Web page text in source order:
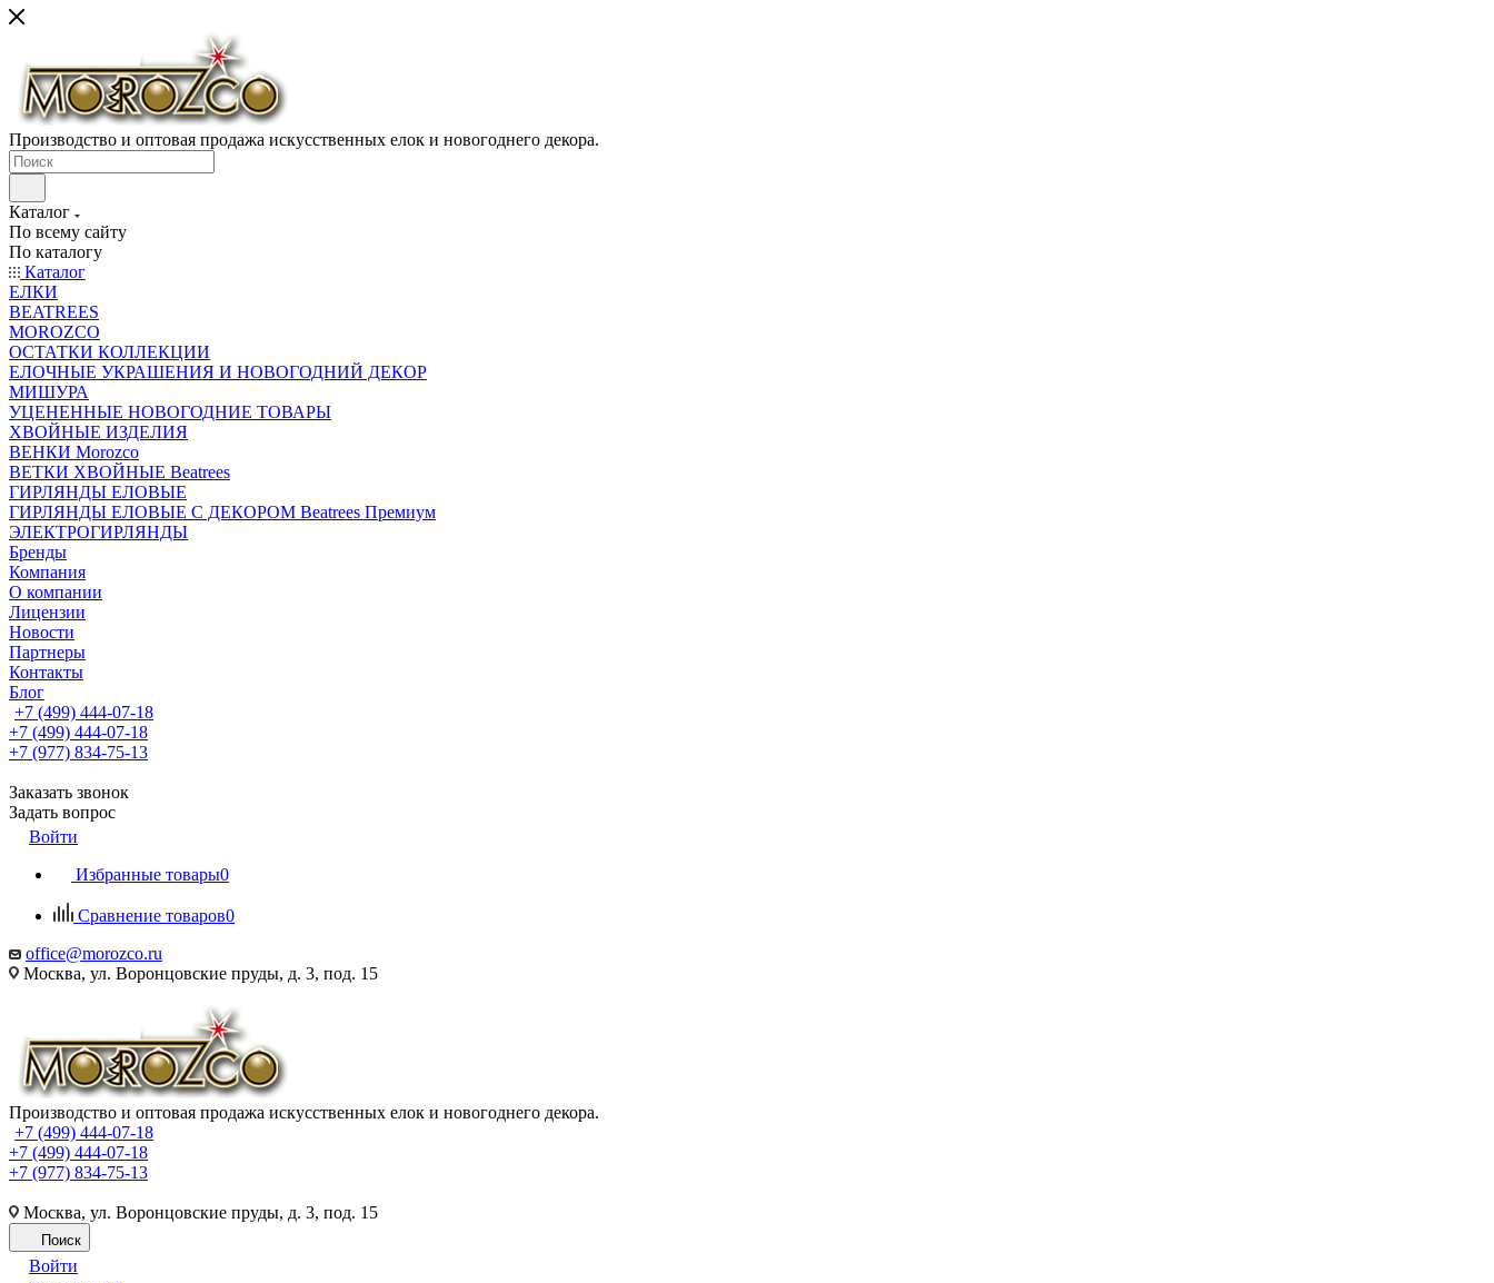
Производство и оптовая продажа искусственных елок и новогоднего декора.
Каталог
По всему сайту
По каталогу
Каталог
ЕЛКИ
BEATREES
MOROZCO
ОСТАТКИ КОЛЛЕКЦИИ
ЕЛОЧНЫЕ УКРАШЕНИЯ И НОВОГОДНИЙ ДЕКОР
МИШУРА
УЦЕНЕННЫЕ НОВОГОДНИЕ ТОВАРЫ
ХВОЙНЫЕ ИЗДЕЛИЯ
ВЕНКИ Morozco
ВЕТКИ ХВОЙНЫЕ Beatrees
ГИРЛЯНДЫ ЕЛОВЫЕ
ГИРЛЯНДЫ ЕЛОВЫЕ С ДЕКОРОМ Beatrees Премиум
ЭЛЕКТРОГИРЛЯНДЫ
Бренды
Компания
О компании
Лицензии
Новости
Партнеры
Контакты
Блог
+7 (499) 444-07-18
+7 (499) 444-07-18
+7 (977) 834-75-13
Заказать звонок
Задать вопрос
Войти
Избранные товары0
Сравнение товаров0
office@morozco.ru
Москва, ул. Воронцовские пруды, д. 3, под. 15
Производство и оптовая продажа искусственных елок и новогоднего декора.
+7 (499) 444-07-18
+7 (499) 444-07-18
+7 (977) 834-75-13
Москва, ул. Воронцовские пруды, д. 3, под. 15
Поиск
Войти